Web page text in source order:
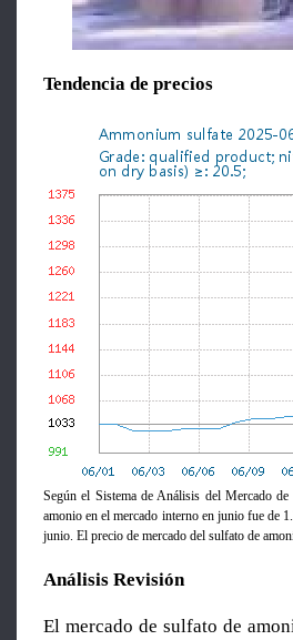
Tendencia de precios
Según el Sistema de Análisis del Mercado
amonio en el mercado interno en junio fue de
junio. El precio de mercado del sulfato de
Análisis Revisión
El mercado de sulfato de